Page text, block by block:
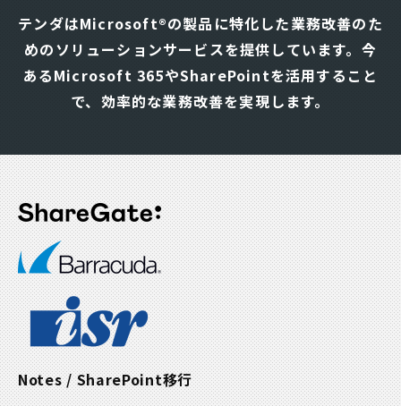
ナ
ビ
ゲ
ー
テンダはMicrosoft®の製品に特化した業務改善のた
めのソリューションサービスを提供しています。 今
あるMicrosoft 365やSharePointを活用すること
で、効率的な業務改善を実現します。
Notes / SharePoint移行